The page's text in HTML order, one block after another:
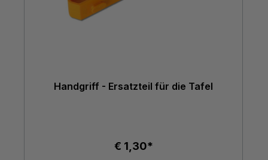
Handgriff - Ersatzteil für die Tafel
€ 1,30*